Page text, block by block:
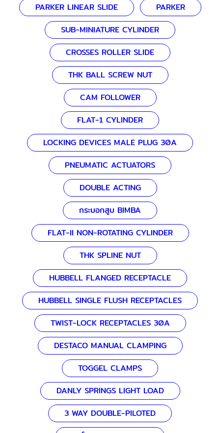
PARKER LINEAR SLIDE
PARKER
SUB-MINIATURE CYLINDER
CROSSES ROLLER SLIDE
THK BALL SCREW NUT
CAM FOLLOWER
FLAT-1 CYLINDER
LOCKING DEVICES MALE PLUG 30A
PNEUMATIC ACTUATORS
DOUBLE ACTING
กระบอกสูบ BIMBA
FLAT-II NON-ROTATING CYLINDER
THK SPLINE NUT
HUBBELL FLANGED RECEPTACLE
HUBBELL SINGLE FLUSH RECEPTACLES
TWIST-LOCK RECEPTACLES 30A
DESTACO MANUAL CLAMPING
TOGGEL CLAMPS
DANLY SPRINGS LIGHT LOAD
3 WAY DOUBLE-PILOTED